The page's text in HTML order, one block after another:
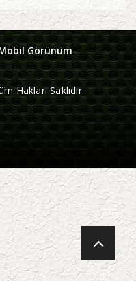
Görünüm
Hakları Saklıdır.